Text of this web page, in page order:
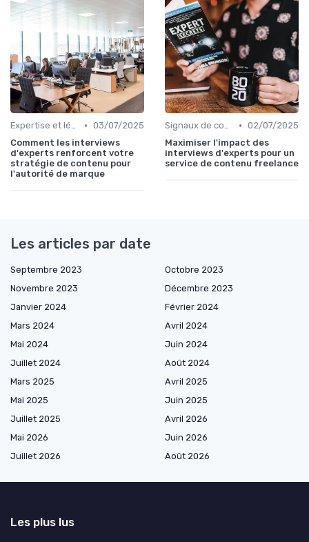
Expertise et légitimité éditoriale • 03/07/2025
Comment les interviews
d'experts renforcent votre
stratégie de contenu pour
l'autorité de marque
Signaux de confiance et sourcing • 02/07/2025
Maximiser l'impact des
interviews d'experts pour un
service de contenu freelance
Les articles par date
Septembre 2023
Octobre 2023
Novembre 2023
Décembre 2023
Janvier 2024
Février 2024
Mars 2024
Avril 2024
Mai 2024
Juin 2024
Juillet 2024
Août 2024
Mars 2025
Avril 2025
Mai 2025
Juin 2025
Juillet 2025
Avril 2026
Mai 2026
Juin 2026
Juillet 2026
Août 2026
Les plus lus